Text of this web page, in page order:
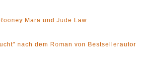
Mara und Jude Law
nach dem Roman von Bestsellerautor